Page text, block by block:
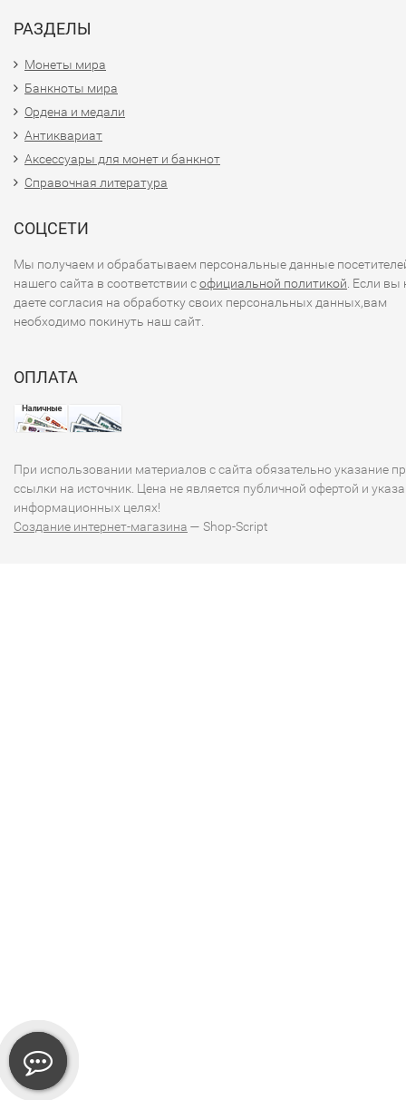
РАЗДЕЛЫ
Монеты мира
Банкноты мира
Ордена и медали
Антиквариат
Аксессуары для монет и банкнот
Справочная литература
СОЦСЕТИ
Мы получаем и обрабатываем персональные данные
нашего сайта в соответствии софициальной политикой. Если вы
даете согласия на обработку своих персональных данных,вам
необходимо покинуть наш сайт.
ОПЛАТА
При использовании материалов с сайта обязательно указание
ссылки на источник. Цена не является публичной офертой и
информационных целях!
Создание интернет-магазина — Shop-Script